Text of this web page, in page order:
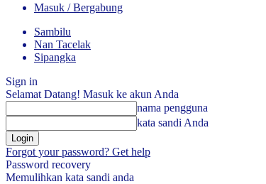
Masuk / Bergabung
Sambilu
Nan Tacelak
Sipangka
Sign in
Selamat Datang! Masuk ke akun Anda
nama pengguna
kata sandi Anda
Forgot your password? Get help
Password recovery
Memulihkan kata sandi anda